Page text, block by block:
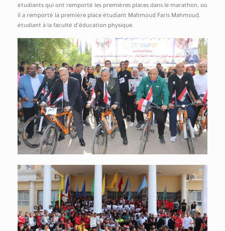
étudiants qui ont remporté les premières places dans le marathon, où
il a remporté la première place étudiant Mahmoud Faris Mahmoud,
étudiant à la faculté d’éducation physique.